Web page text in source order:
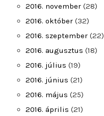
2016. november (28)
2016. október (32)
2016. szeptember (22)
2016. augusztus (18)
2016. július (19)
2016. június (21)
2016. május (25)
2016. április (21)